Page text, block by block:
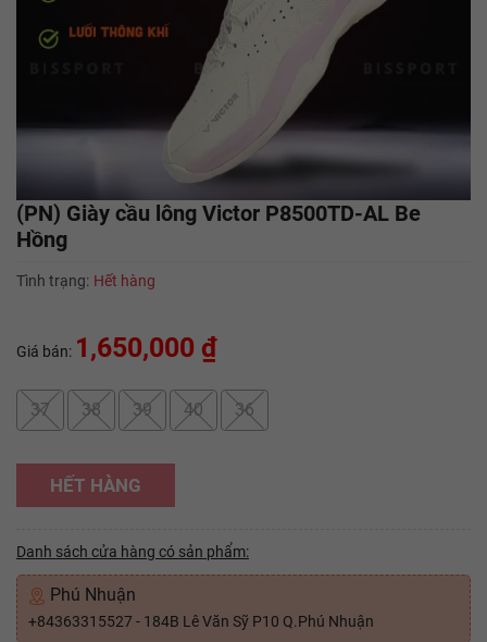
(PN) Giày cầu lông Victor P8500TD-AL Be
Hồng
Tình trạng: Hết hàng
Giá bán: 1,650,000 ₫
37 38 39 40 36
HẾT HÀNG
Danh sách cửa hàng có sản phẩm:
Phú Nhuận
+84363315527 - 184B Lê Văn Sỹ P10 Q.Phú Nhuận